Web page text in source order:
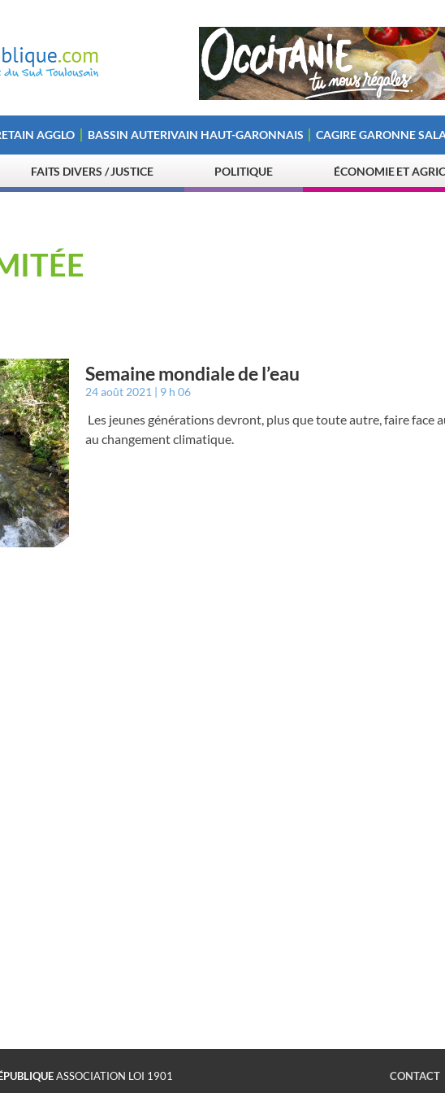
AGGLO BASSIN AUTERIVAIN HAUT-GARONNAIS CAGIRE GARONNE
FAITS DIVERS / JUSTICE POLITIQUE ÉCONOMIE ET
Semaine mondiale de l’eau
24 août 2021 9 h 06
Les jeunes générations devront, plus que toute autre, faire face
au changement climatique.
ASSOCIATION LOI 1901 CONTACT